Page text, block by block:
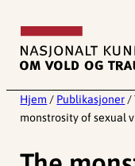
innhold
Hjem / Publikasjoner /
monstrosity of sexual